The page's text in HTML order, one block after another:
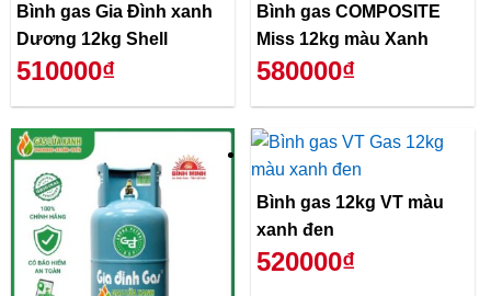
Bình gas Gia Đình xanh
Dương 12kg Shell
510000₫
Bình gas COMPOSITE
Miss 12kg màu Xanh
580000₫
Bình gas 12kg VT màu
xanh đen
520000₫